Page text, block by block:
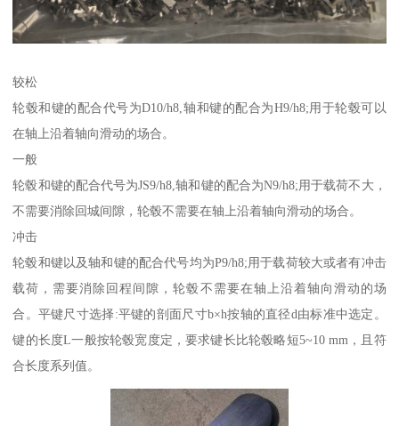
较松
轮毂和键的配合代号为D10/h8,轴和键的配合为H9/h8;用于轮毂可以
在轴上沿着轴向滑动的场合。
一般
轮毂和键的配合代号为JS9/h8,轴和键的配合为N9/h8;用于载荷不大，
不需要消除回城间隙，轮毂不需要在轴上沿着轴向滑动的场合。
冲击
轮毂和键以及轴和键的配合代号均为P9/h8;用于载荷较大或者有冲击
载荷，需要消除回程间隙，轮毂不需要在轴上沿着轴向滑动的场
合。平键尺寸选择:平键的剖面尺寸b×h按轴的直径d由标准中选定。
键的长度L一般按轮毂宽度定，要求键长比轮毂略短5~10 mm，且符
合长度系列值。